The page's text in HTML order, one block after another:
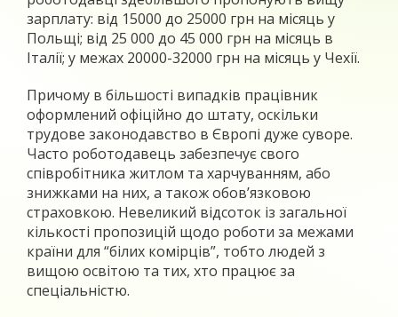
зарплату: від 15000 до 25000 грн на місяць у
Польщі; від 25 000 до 45 000 грн на місяць в
Італії; у межах 20000-32000 грн на місяць у Чехії.
Причому в більшості випадків працівник
оформлений офіційно до штату, оскільки
трудове законодавство в Європі дуже суворе.
Часто роботодавець забезпечує свого
співробітника житлом та харчуванням, або
знижками на них, а також обов’язковою
страховкою. Невеликий відсоток із загальної
кількості пропозицій щодо роботи за межами
країни для “білих комірців”, тобто людей з
вищою освітою та тих, хто працює за
спеціальністю.